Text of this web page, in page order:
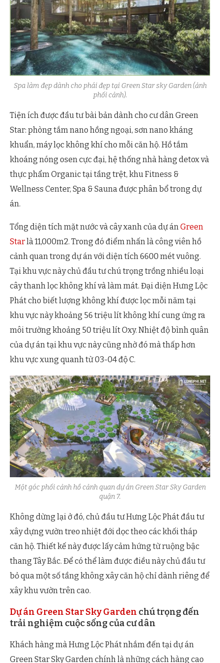
Spa làm đẹp dành cho phái đẹp tại Green Star sky Garden (ảnh
phối cảnh).
Tiện ích được đầu tư bài bản dành cho cư dân Green
Star: phòng tắm nano hồng ngoại, sơn nano kháng
khuẩn, máy lọc không khí cho mỗi căn hộ. Hồ tắm
khoáng nóng osen cực đại, hệ thống nhà hàng detox và
thực phẩm Organic tại tầng trệt, khu Fitness &
Wellness Center, Spa & Sauna được phân bổ trong dự
án.
Tổng diện tích mặt nước và cây xanh của dự án Green
Starlà 11,000m2. Trong đó điểm nhấn là công viên hồ
cảnh quan trong dự án với diện tích 6600 mét vuông.
Tại khu vực này chủ đầu tư chú trọng trồng nhiều loại
cây thanh lọc không khí và làm mát. Đại diện Hưng Lộc
Phát cho biết lượng không khí được lọc mỗi năm tại
khu vực này khoảng 56 triệu lít không khí cung ứng ra
môi trường khoảng 50 triệu lít Oxy. Nhiệt độ bình quân
của dự án tại khu vực này cũng nhờ đó mà thấp hơn
khu vực xung quanh từ 03-04 độ C.
Một góc phối cảnh hồ cảnh quan dự án Green Star Sky Garden
quận 7.
Không dừng lại ở đó, chủ đầu tư Hưng Lộc Phát đầu tư
xây dựng vườn treo nhiệt đới dọc theo các khối tháp
căn hộ. Thiết kế này được lấy cảm hứng từ ruộng bậc
thang Tây Bắc. Để có thể làm được điều này chủ đầu tư
bỏ qua một số tầng không xây căn hộ chỉ dành riêng để
xây khu vườn trên cao.
Dự án Green Star Sky Garden chú trọng đến
trải nghiệm cuộc sống của cư dân
Khách hàng mà Hưng Lộc Phát nhắm đến tại dự án
Green Star Sky Garden chính là những cách hàng cao